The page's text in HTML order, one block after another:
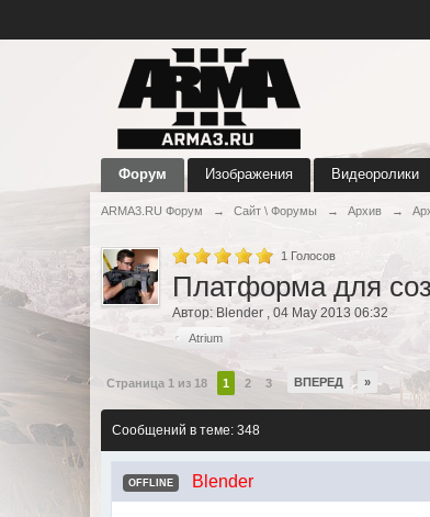
Форум Изображения Видеоролики
ARMA3.RU Форум → Сайт \ Форумы → Архив →
1 Голосов
Платформа для
Автор: Blender , 04 May 2013 06:32
Atrium
Страница 1 из 18 1 2 3 ВПЕРЕД »
Сообщений в теме: 348
OFFLINE Blender